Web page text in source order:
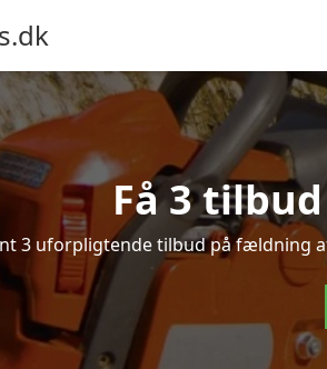
Få 3
3 uforpligtende tilbud på fældning